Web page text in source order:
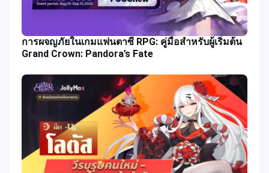
การผจญภัยในเกมแฟนตาซี RPG: คู่มือสำหรับผู้เริ่มต้น
Grand Crown: Pandora’s Fate